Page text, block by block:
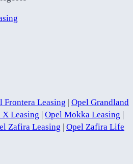
Frontera Leasing | Opel Grandland
X Leasing | Opel Mokka Leasing |
Zafira Leasing | Opel Zafira Life